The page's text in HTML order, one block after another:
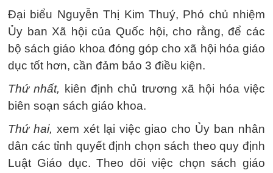
Đại biểu Nguyễn Thị Kim Thuý, Phó chủ nhiệm
Ủy ban Xã hội của Quốc hội, cho rằng, để các
bộ sách giáo khoa đóng góp cho xã hội hóa giáo
dục tốt hơn, cần đảm bảo 3 điều kiện.
Thứ nhất,
kiên định chủ trương xã hội hóa việc
biên soạn sách giáo khoa.
Thứ hai, xem xét lại việc giao cho Ủy ban nhân
dân các tỉnh quyết định chọn sách theo quy định
Luật Giáo dục. Theo dõi việc chọn sách giáo